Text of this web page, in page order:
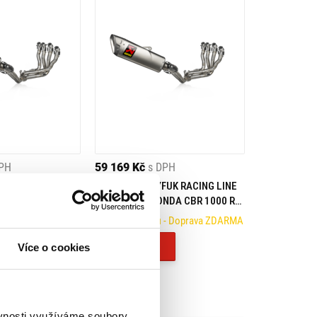
Více o cookies
59 169 Kč s DPH
AKRAPOVIČ VÝFUK RACING LINE
(TITANIUM) HONDA CBR 1000 RR-
R FIREBLADE/SP (24-)
Na objednávku - Doprava ZDARMA